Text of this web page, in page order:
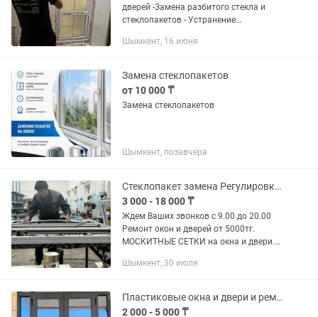
дверей -Замена разбитого стекла и
стеклопакетов - Устранение
уплотнителя - Замена фурнитуры и
Шымкент, 16 июня
Замена стеклопакетов
от 10 000 ₸
Замена стеклопакетов
Шымкент, позавчера
Стеклопакет замена Регулировка Окон
3 000 - 18 000 ₸
Ждем Ваших звонков с 9.00 до 20.00
Ремонт окон и дверей от 5000тг.
МОСКИТНЫЕ СЕТКИ на окна и двери.
Стандартные, АНТИПЫЛЬЦА,
Нидерланды....
Шымкент, 30 июля
Пластиковые окна и двери и ремонты
2 000 - 5 000 ₸